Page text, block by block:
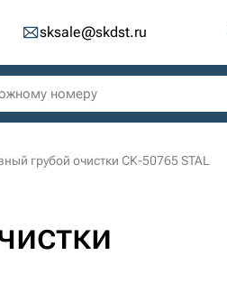
sksale@skdst.ru
грубой очистки СК-50765 STAL